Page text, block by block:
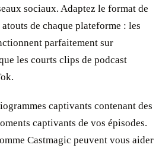
sociaux. Adaptez le format de
de chaque plateforme : les
parfaitement sur
les courts clips de podcast
captivants contenant des
captivants de vos épisodes.
Castmagic peuvent vous aider